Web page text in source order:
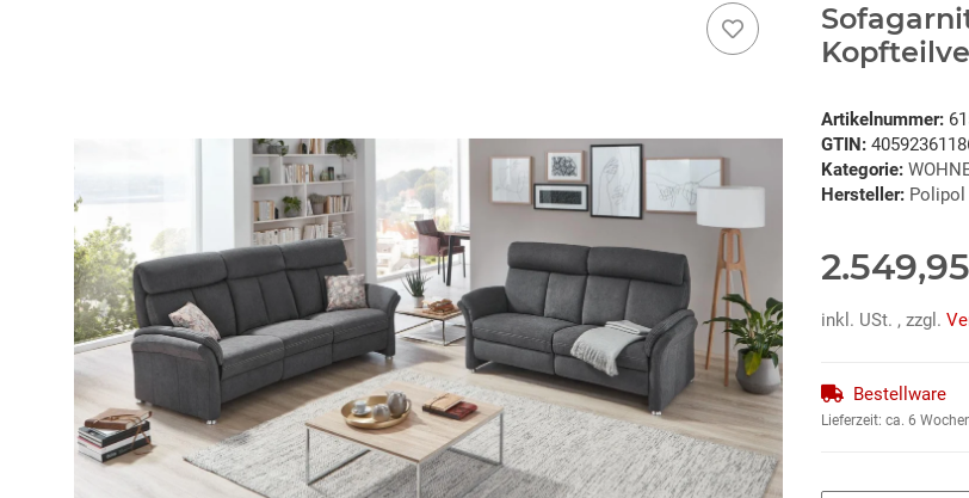
Artikelnummer:
GTIN:
Kategorie:
Hersteller: Polipol
inkl. USt. , zzgl.
Bestellware
Lieferzeit: ca. 6